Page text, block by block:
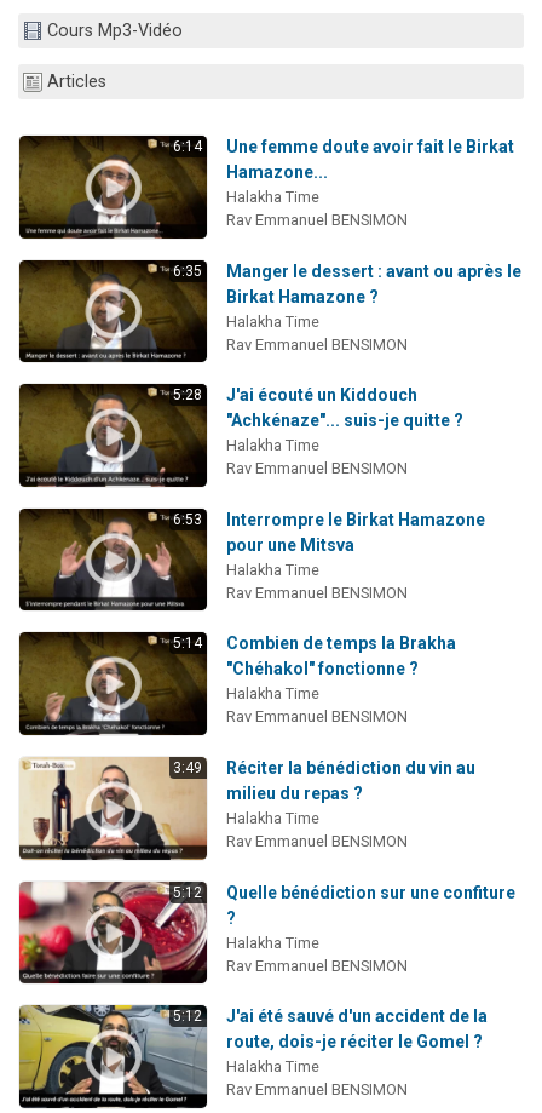
5 personnes viennent de faire un don pour Reloger Rivka, 6 enfants, victime de violences...
Cours Mp3-Vidéo
Articles
6:14
Une femme doute avoir fait le Birkat
Hamazone...
Halakha Time
Rav Emmanuel BENSIMON
6:35
Manger le dessert : avant ou après le
Birkat Hamazone ?
Halakha Time
Rav Emmanuel BENSIMON
5:28
J'ai écouté un Kiddouch
"Achkénaze"... suis-je quitte ?
Halakha Time
Rav Emmanuel BENSIMON
6:53
Interrompre le Birkat Hamazone
pour une Mitsva
Halakha Time
Rav Emmanuel BENSIMON
5:14
Combien de temps la Brakha
"Chéhakol" fonctionne ?
Halakha Time
Rav Emmanuel BENSIMON
3:49
Réciter la bénédiction du vin au
milieu du repas ?
Halakha Time
Rav Emmanuel BENSIMON
5:12
Quelle bénédiction sur une confiture
?
Halakha Time
Rav Emmanuel BENSIMON
5:12
J'ai été sauvé d'un accident de la
route, dois-je réciter le Gomel ?
Halakha Time
Rav Emmanuel BENSIMON